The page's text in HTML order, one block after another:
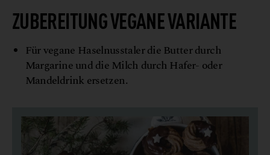
ZUBEREITUNG VEGANE VARIANTE
Für vegane Haselnusstaler die Butter durch
Margarine und die Milch durch Hafer- oder
Mandeldrink ersetzen.